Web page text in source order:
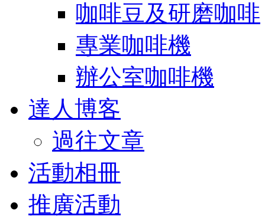
咖啡豆及研磨咖啡
專業咖啡機
辦公室咖啡機
達人博客
過往文章
活動相冊
推廣活動